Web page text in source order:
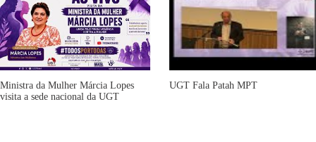
Ministra da Mulher Márcia Lopes
visita a sede nacional da UGT
UGT Fala Patah MPT